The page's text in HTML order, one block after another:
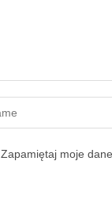
Zapamiętaj moje